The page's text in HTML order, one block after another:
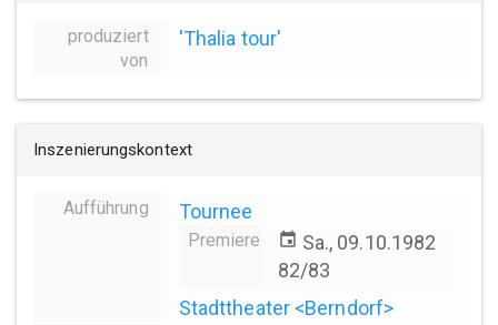
produziert
von
'Thalia tour'
Inszenierungskontext
Aufführung Tournee
Premiere event Sa., 09.10.1982
82/83
Stadttheater <Berndorf>